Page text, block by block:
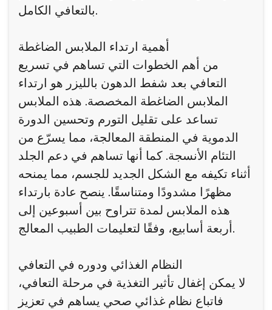
بالتعافي الكامل.
أهمية ارتداء الملابس الضاغطة
من أهم الخطوات التي تساهم في تسريع
التعافي بعد شفط الدهون بالليزر هو ارتداء
الملابس الضاغطة المخصصة. هذه الملابس
تساعد على تقليل التورم وتحسين الدورة
الدموية في المنطقة المعالجة، مما يسرّع من
التئام الأنسجة. كما أنها تساهم في دعم الجلد
أثناء تكيفه مع الشكل الجديد للجسم، مما يمنحه
مظهرًا مشدودًا ومتناسقًا. ينصح عادة بارتداء
هذه الملابس لمدة تتراوح بين أسبوعين إلى
أربعة أسابيع، وفقًا لتعليمات الطبيب المعالج.
النظام الغذائي ودوره في التعافي
لا يمكن إغفال تأثير التغذية في مرحلة التعافي،
فاتباع نظام غذائي صحي يساهم في تعزيز